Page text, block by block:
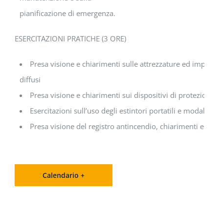
pianificazione di emergenza.
ESERCITAZIONI PRATICHE (3 ORE)
Presa visione e chiarimenti sulle attrezzature ed
diffusi
Presa visione e chiarimenti sui dispositivi di protezione
Esercitazioni sull’uso degli estintori portatili e modalità
Presa visione del registro antincendio, chiarimenti ed
Calendario +